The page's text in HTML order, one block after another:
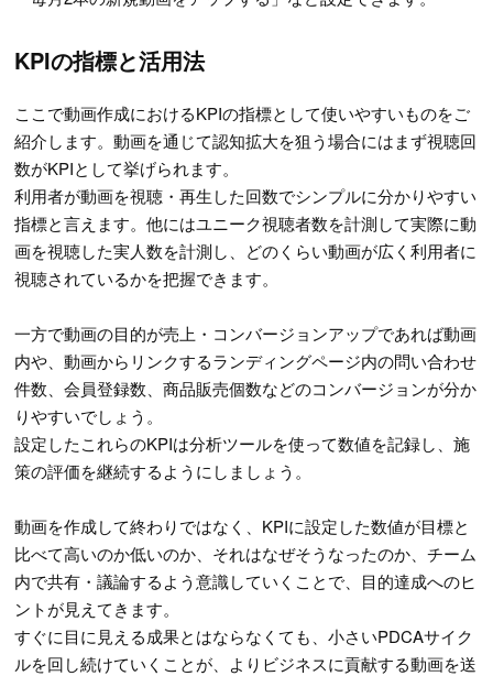
KPIの指標と活用法
ここで動画作成におけるKPIの指標として使いやすいものをご
紹介します。動画を通じて認知拡大を狙う場合にはまず視聴回
数がKPIとして挙げられます。
利用者が動画を視聴・再生した回数でシンプルに分かりやすい
指標と言えます。他にはユニーク視聴者数を計測して実際に動
画を視聴した実人数を計測し、どのくらい動画が広く利用者に
視聴されているかを把握できます。
一方で動画の目的が売上・コンバージョンアップであれば動画
内や、動画からリンクするランディングページ内の問い合わせ
件数、会員登録数、商品販売個数などのコンバージョンが分か
りやすいでしょう。
設定したこれらのKPIは分析ツールを使って数値を記録し、施
策の評価を継続するようにしましょう。
動画を作成して終わりではなく、KPIに設定した数値が目標と
比べて高いのか低いのか、それはなぜそうなったのか、チーム
内で共有・議論するよう意識していくことで、目的達成へのヒ
ントが見えてきます。
すぐに目に見える成果とはならなくても、小さいPDCAサイク
ルを回し続けていくことが、よりビジネスに貢献する動画を送